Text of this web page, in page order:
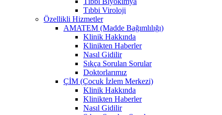
Tıbbi Viroloji
Özellikli Hizmetler
AMATEM (Madde Bağımlılığı)
Klinik Hakkında
Klinikten Haberler
Nasıl Gidilir
Sıkça Sorulan Sorular
Doktorlarımız
ÇİM (Çocuk İzlem Merkezi)
Klinik Hakkında
Klinikten Haberler
Nasıl Gidilir